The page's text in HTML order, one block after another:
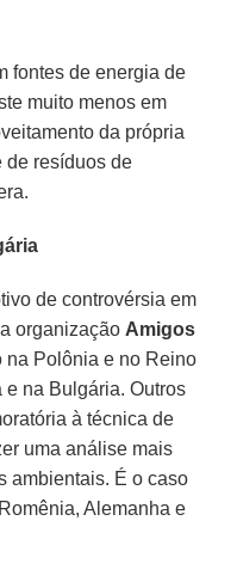
fontes de energia de
muito menos em
da própria
de resíduos de
de controvérsia em
organização Amigos
na Polônia e no Reino
na Bulgária. Outros
à técnica de
uma análise mais
ambientais. É o caso
Alemanha e